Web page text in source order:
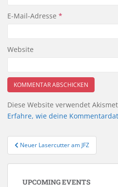
E-Mail-Adresse *
Website
Diese Website verwendet
Erfahre, wie deine
Beitragsnavigation
Neuer Lasercutter am JFZ
UPCOMING EVENTS